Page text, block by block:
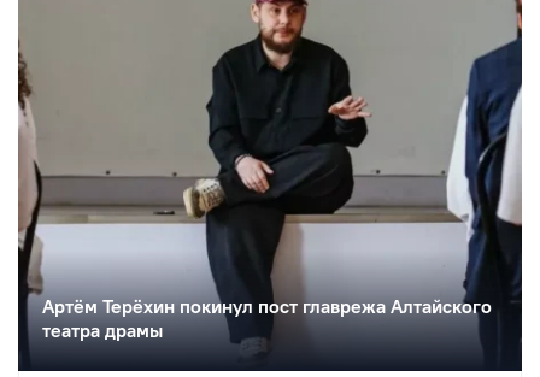
Артём Терёхин покинул пост главрежа Алтайского
театра драмы